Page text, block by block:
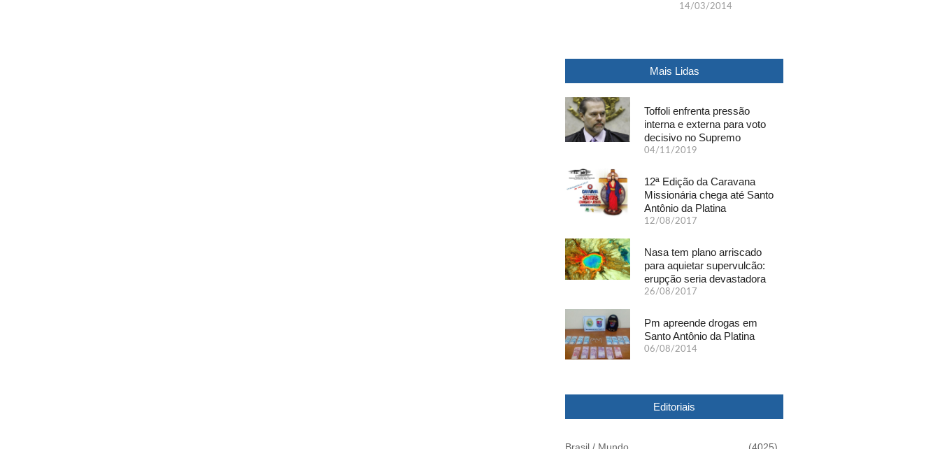
14/03/2014
Mais Lidas
Toffoli enfrenta pressão
interna e externa para voto
decisivo no Supremo
04/11/2019
12ª Edição da Caravana
Missionária chega até Santo
Antônio da Platina
12/08/2017
Nasa tem plano arriscado
para aquietar supervulcão:
erupção seria devastadora
26/08/2017
Pm apreende drogas em
Santo Antônio da Platina
06/08/2014
Editoriais
Brasil / Mundo (4025)